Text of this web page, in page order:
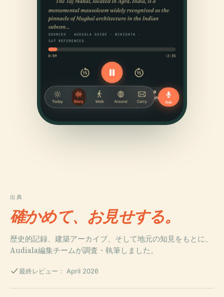
出典
確かめて、お見せする。
歴史的記録、建築アーカイブ、そして地元の知見をもとに、
Audiala編集チームが調査・執筆しました。
最終レビュー： April 2026